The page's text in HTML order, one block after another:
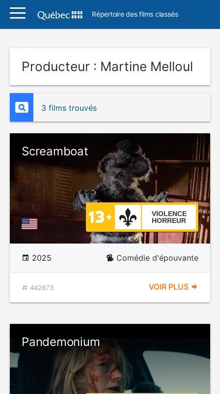
Répertoire des films classés
Producteur : Martine Melloul
3 films trouvés
Screamboat
VIOLENCE
HORREUR
2025 Comédie d'épouvante
442873 VOIR PLUS
Pandemonium